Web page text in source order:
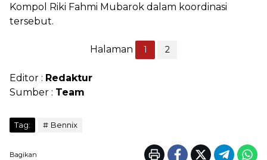
Kompol Riki Fahmi Mubarok dalam koordinasi
tersebut.
Halaman 1 2
Editor : Redaktur
Sumber : Team
Tag: Bennix
Bagikan